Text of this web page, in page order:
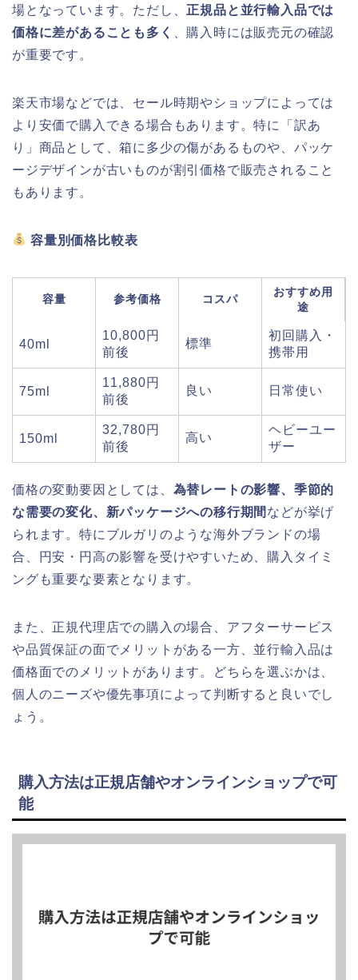
場となっています。ただし、 正規品と並行輸入品では
価格に差があることも多く
、購入時には販売元の確認
が重要です。
楽天市場などでは、セール時期やショップによっては
より安価で購入できる場合もあります。特に「訳あ
り」商品として、箱に多少の傷があるものや、パッケ
ージデザインが古いものが割引価格で販売されること
もあります。
容量別価格比較表
容量 参考価格 コスパ
おすすめ用
途
40ml
10,800円
前後
標準
初回購入・
携帯用
75ml
11,880円
前後
良い 日常使い
150ml
32,780円
前後
高い
ヘビーユー
ザー
価格の変動要因としては、 為替レートの影響、季節的
な需要の変化、新パッケージへの移行期間 などが挙げ
られます。特にブルガリのような海外ブランドの場
合、円安・円高の影響を受けやすいため、購入タイミ
ングも重要な要素となります。
また、正規代理店での購入の場合、アフターサービス
や品質保証の面でメリットがある一方、並行輸入品は
価格面でのメリットがあります。どちらを選ぶかは、
個人のニーズや優先事項によって判断すると良いでし
ょう。
購入方法は正規店舗やオンラインショップで可
能